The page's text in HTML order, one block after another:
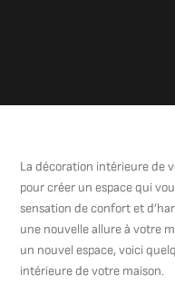
La décoration intérieure de
pour créer un espace qui
sensation de confort et
une nouvelle allure à votre
un nouvel espace, voici
intérieure de votre maison.